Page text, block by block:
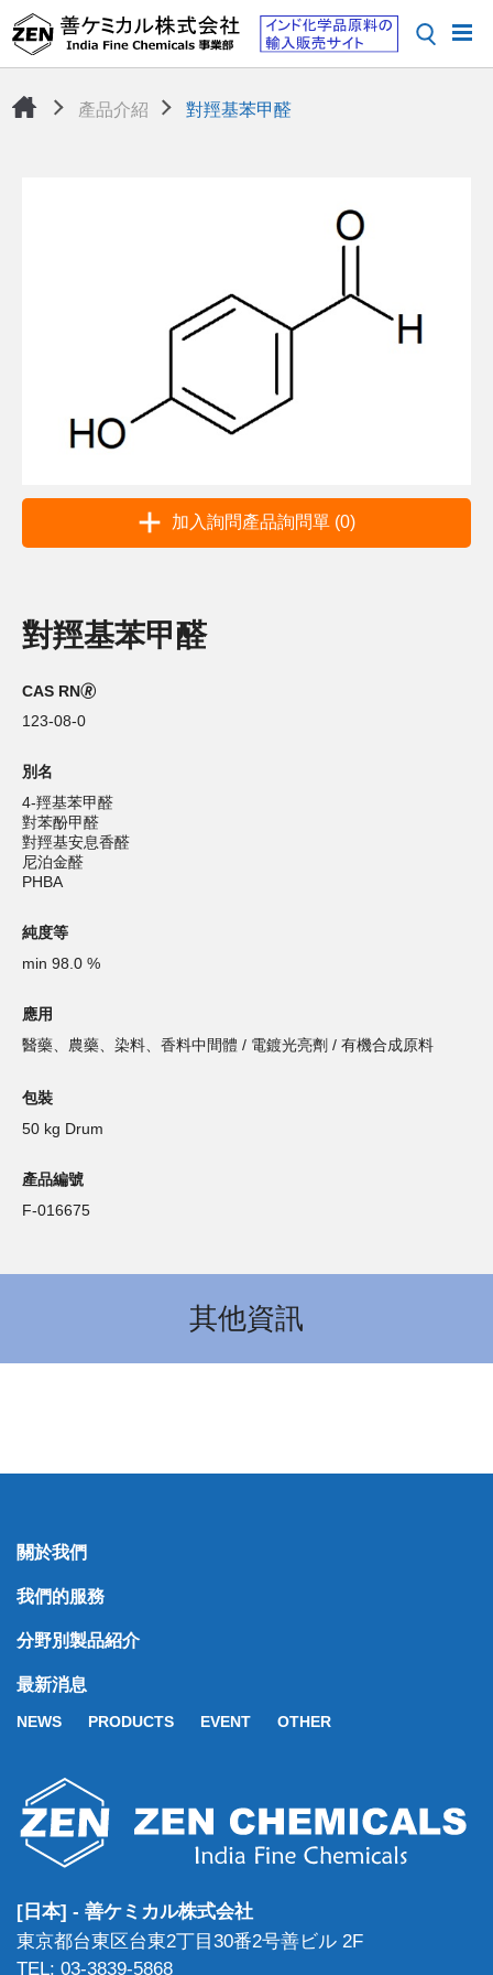
產品介紹 對羥基苯甲醛
加入詢問產品詢問單 (0)
對羥基苯甲醛
CAS RN🄬
123-08-0
別名
4-羥基苯甲醛
對苯酚甲醛
對羥基安息香醛
尼泊金醛
PHBA
純度等
min 98.0 %
應用
醫藥、農藥、染料、香料中間體 / 電鍍光亮劑 / 有機合成原料
包裝
50 kg Drum
產品編號
F-016675
其他資訊
關於我們
我們的服務
分野別製品紹介
最新消息
NEWS PRODUCTS EVENT OTHER
[日本] - 善ケミカル株式会社
東京都台東区台東2丁目30番2号善ビル 2F
TEL: 03-3839-5868